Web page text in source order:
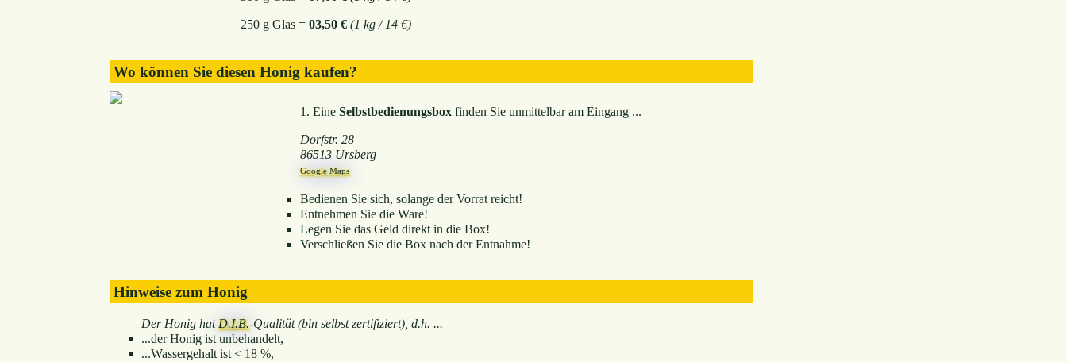
250 g Glas = 03,50 € (1 kg / 14 €)
Wo können Sie diesen Honig kaufen?
1. Eine Selbstbedienungsboxfinden Sie unmittelbar am Eingang ...
Dorfstr. 28
86513 Ursberg
Google Maps
Bedienen Sie sich, solange der Vorrat reicht!
Entnehmen Sie die Ware!
Legen Sie das Geld direkt in die Box!
Verschließen Sie die Box nach der Entnahme!
Hinweise zum Honig
Der Honig hatD.I.B.-Qualität (bin selbst zertifiziert), d.h. ...
...der Honig ist unbehandelt,
...Wassergehalt ist < 18 %,